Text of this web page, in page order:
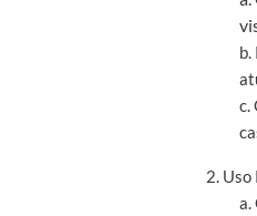
c.
2. Uso
a.